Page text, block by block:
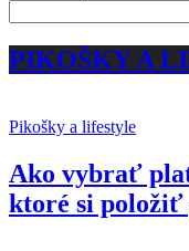
PIKOŠKY A
Pikošky a lifestyle
Ako vybrať
ktoré si položiť